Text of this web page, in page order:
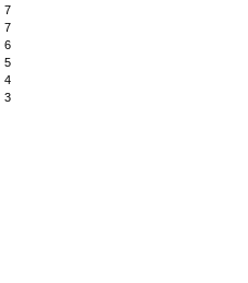
7
7
6
5
4
3